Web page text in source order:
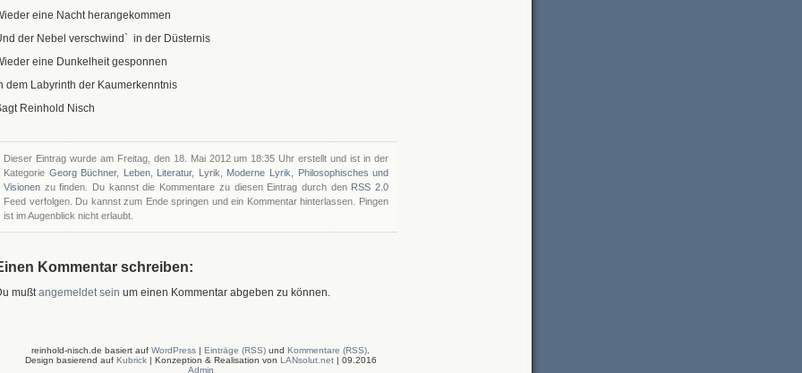
eine Nacht herangekommen
der Nebel verschwind` in der Düsternis
eine Dunkelheit gesponnen
dem Labyrinth der Kaumerkenntnis
Reinhold Nisch
Dieser Eintrag wurde am Freitag, den 18. Mai 2012 um 18:35 Uhr erstellt und ist in der
Kategorie Georg Büchner, Leben, Literatur, Lyrik Moderne Lyrik
Philosophisches und
Visionen zu finden. Du kannst die Kommentare zu diesen Eintrag durch den RSS 2.0
Feed verfolgen. Du kannst zum Ende springen und ein Kommentar hinterlassen. Pingen
ist im Augenblick nicht erlaubt.
Kommentar schreiben:
mußtangemeldet sein um einen Kommentar abgeben zu können.
reinhold-nisch.de basiert auf WordPress | Einträge (RSS) und Kommentare (RSS)
Design basierend auf Kubrick| Konzeption & Realisation von LANsolut.net | 09.2016
Admin